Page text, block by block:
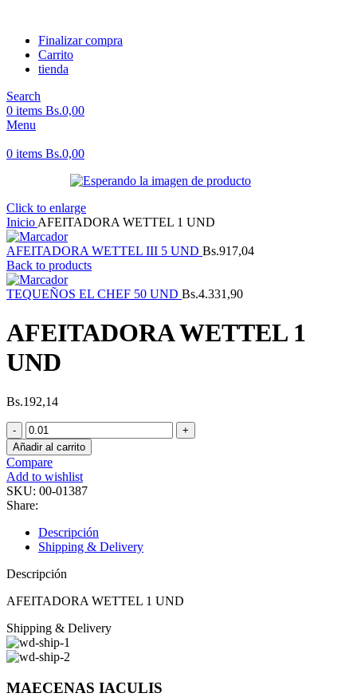
Finalizar compra
Carrito
tienda
Search
0 items Bs.0,00
Menu
0 items Bs.0,00
Click to enlarge
Inicio AFEITADORA WETTEL 1 UND
AFEITADORA WETTEL III 5 UND Bs.917,04
Back to products
TEQUEÑOS EL CHEF 50 UND Bs.4.331,90
AFEITADORA WETTEL 1
UND
Bs.192,14
AFEITADORA
WETTEL
1
UND
cantidad
Añadir al carrito
Compare
Add to wishlist
SKU: 00-01387
Share:
Descripción
Shipping & Delivery
Descripción
AFEITADORA WETTEL 1 UND
Shipping & Delivery
MAECENAS IACULIS